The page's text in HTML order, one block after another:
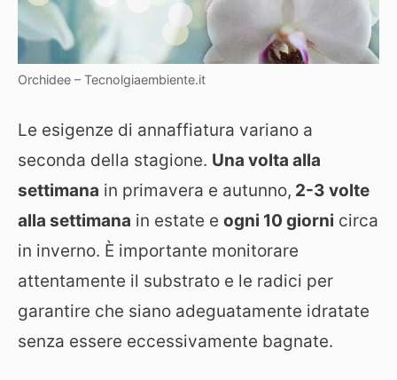
Orchidee – Tecnolgiaembiente.it
Le esigenze di annaffiatura variano a
seconda della stagione. Una volta alla
settimana in primavera e autunno, 2-3 volte
alla settimana in estate e ogni 10 giorni circa
in inverno. È importante monitorare
attentamente il substrato e le radici per
garantire che siano adeguatamente idratate
senza essere eccessivamente bagnate.